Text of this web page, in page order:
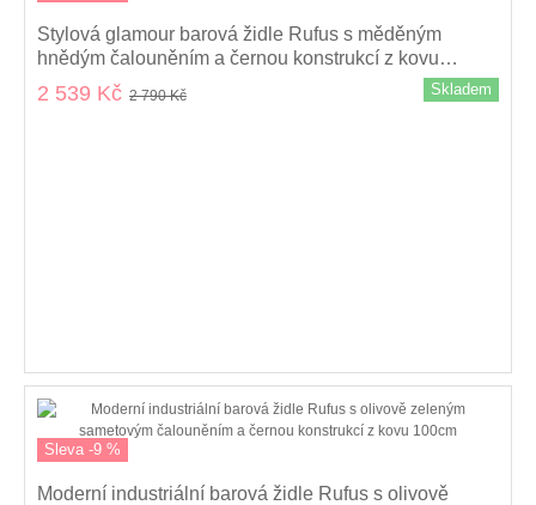
Stylová glamour barová židle Rufus s měděným
hnědým čalouněním a černou konstrukcí z kovu
100cm
2 539 Kč 2 790 Kč Skladem
Sleva -9 %
Moderní industriální barová židle Rufus s olivově